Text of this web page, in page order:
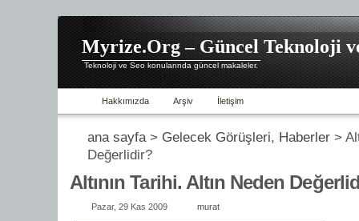
Myrize.Org – Güncel Teknoloji
Teknoloji ve Seo konularında güncel makaleler.
Hakkımızda Arşiv İletişim
ana sayfa> Gelecek Görüşleri, Haberler >
Değerlidir?
Altının Tarihi. Altın Neden
Pazar, 29 Kas 2009 murat